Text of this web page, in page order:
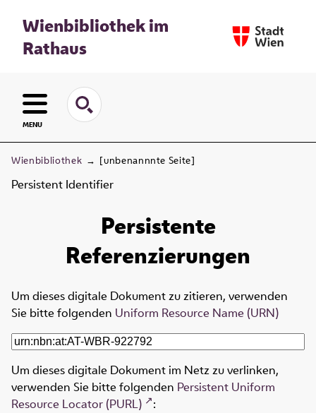
Wienbibliothek im
Rathaus
MENU
Wienbibliothek → [unbenannnte Seite]
Persistent Identifier
Persistente
Referenzierungen
Um dieses digitale Dokument zu zitieren, verwenden
Sie bitte folgenden Uniform Resource Name (URN)
Um dieses digitale Dokument im Netz zu verlinken,
verwenden Sie bitte folgenden Persistent Uniform
Resource Locator (PURL)
: